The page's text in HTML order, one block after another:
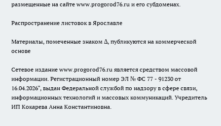
размещенные на сайте www.progorod76.ru и его субдоменах.
Распространение листовок в Ярославле
Материалы, помеченные знаком ∆, публикуются на коммерческой
основе
Сетевое издание www.progorod76.ru является средством массовой
информации. Регистрационный номер ЭЛ № ФС 77 - 91230 от
16.04.2026", выдан Федеральной службой по надзору в сфере связи,
информационных технологий и массовых коммуникаций. Учредитель
ИП Кокарева Анна Константиновна.